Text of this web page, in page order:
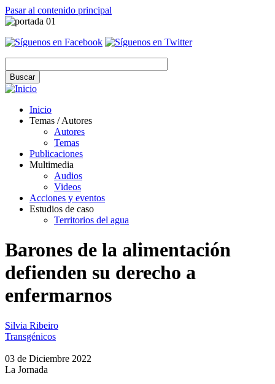
Pasar al contenido principal
Inicio
Temas / Autores
Autores
Temas
Publicaciones
Multimedia
Audios
Videos
Acciones y eventos
Estudios de caso
Territorios del agua
Barones de la alimentación
defienden su derecho a
enfermarnos
Silvia Ribeiro
Transgénicos
03 de Diciembre 2022
La Jornada